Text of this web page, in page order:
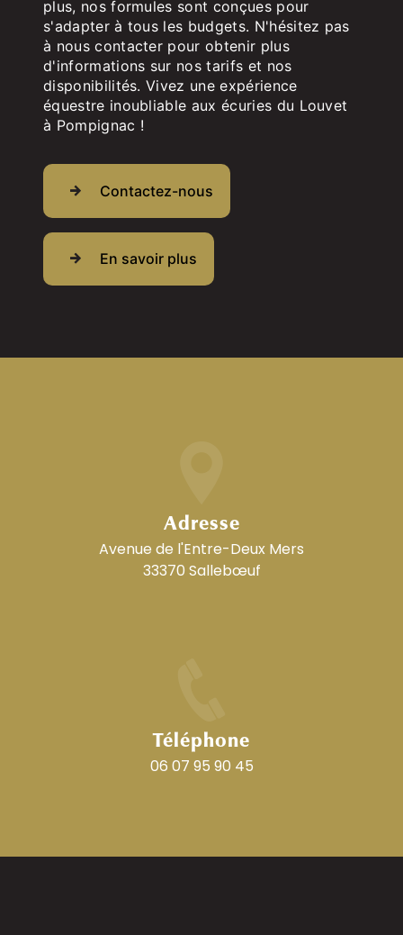
plus, nos formules sont conçues pour
s'adapter à tous les budgets. N'hésitez pas
à nous contacter pour obtenir plus
d'informations sur nos tarifs et nos
disponibilités. Vivez une expérience
équestre inoubliable aux écuries du Louvet
à Pompignac !
En savoir plus
Contactez-nous
Adresse
Avenue de l'Entre-Deux Mers
33370 Sallebœuf
Téléphone
06 07 95 90 45